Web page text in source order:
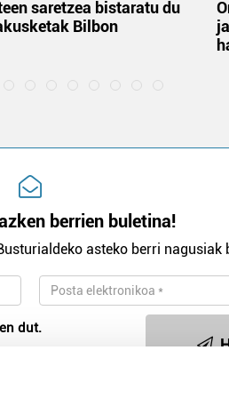
saretzea bistaratu du
Bilbon
berrien buletina!
asteko berri nagusiak
dut.